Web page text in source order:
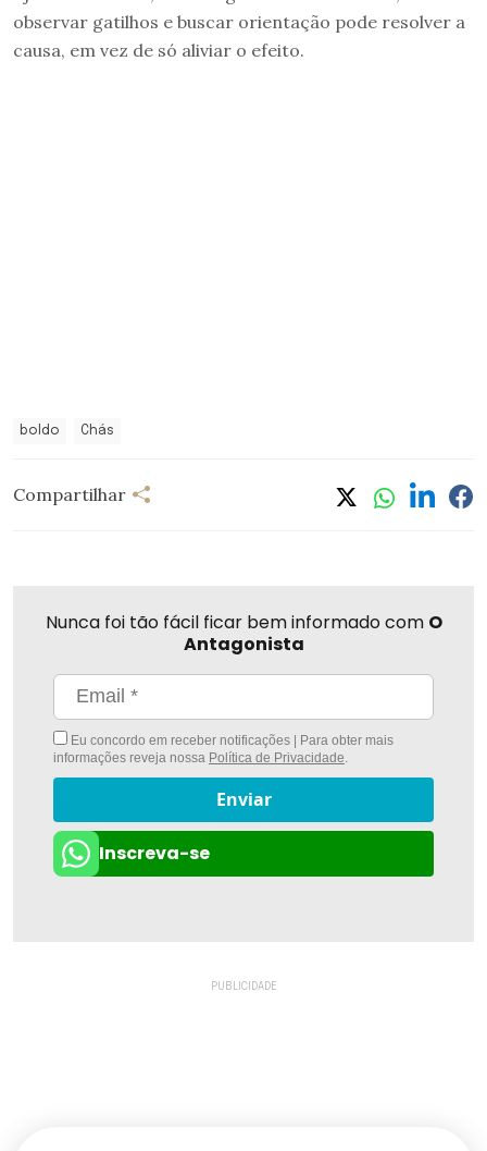
observar gatilhos e buscar orientação pode resolver a
causa, em vez de só aliviar o efeito.
boldo Chás
Compartilhar
Nunca foi tão fácil ficar bem informado com O
Antagonista
Eu concordo em receber notificações | Para obter mais
informações reveja nossa Política de Privacidade
Enviar
Inscreva-se